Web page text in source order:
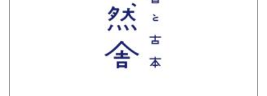
300円 鹿児島県
300円